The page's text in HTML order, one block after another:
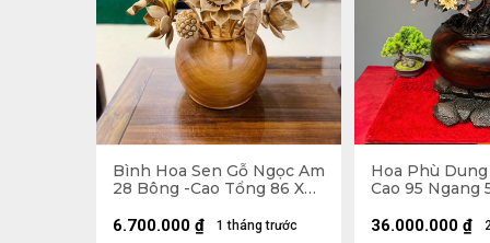
Bình Hoa Sen Gỗ Ngọc Am
28 Bông -Cao Tổng 86 Xòe
Kính 30 (cm)
1 tháng trước
6.700.000 ₫
Hoa Phù
Cao 95 Ngang
(cm)
36.000.000 ₫